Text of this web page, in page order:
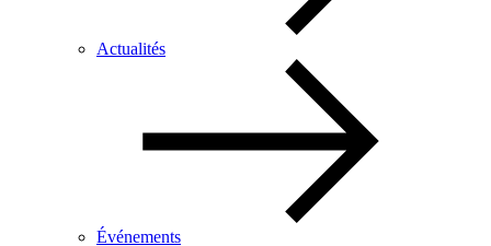
Actualités
Événements